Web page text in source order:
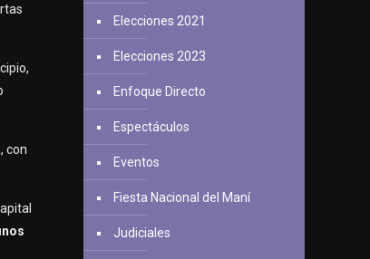
con
Elecciones 2021
Elecciones 2023
Enfoque Directo
Espectáculos
Eventos
Fiesta Nacional del Maní
Judiciales